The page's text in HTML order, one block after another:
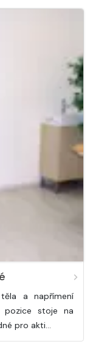
a napřímení
pozice stoje na
pro akti…